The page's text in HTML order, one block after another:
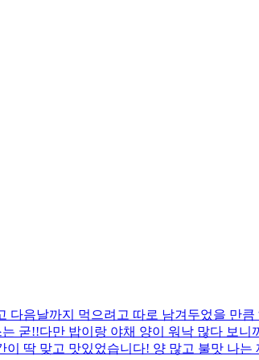
음날까지 먹으려고 따로 남겨두었을 만
굳!! ​다만 밥이랑 야채 양이 워낙 많다 보
딱 맞고 맛있었습니다! 양 많고 불맛 나